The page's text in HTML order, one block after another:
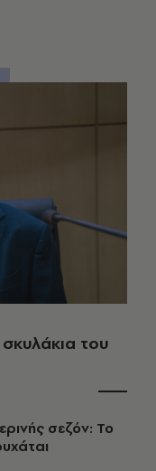
του
σεζόν: Το